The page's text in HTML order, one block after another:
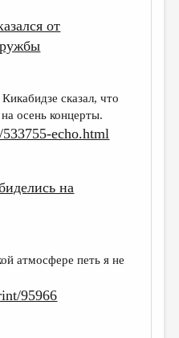
от
сказал, что
осень концерты.
echo.html
на
атмосфере петь я не
95966